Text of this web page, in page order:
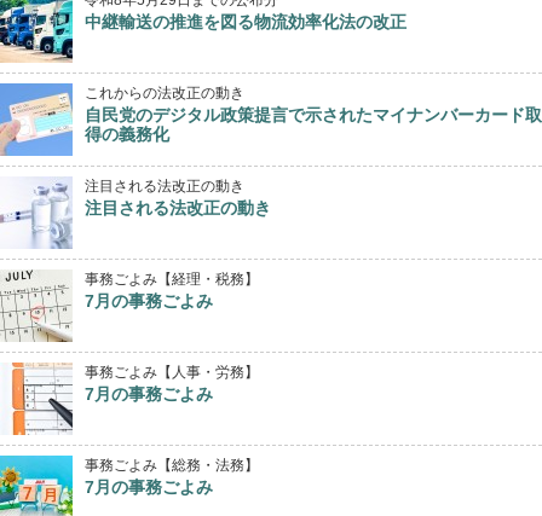
中継輸送の推進を図る物流効率化法の改正
これからの法改正の動き
自民党のデジタル政策提言で示されたマイナンバーカード取
得の義務化
注目される法改正の動き
注目される法改正の動き
事務ごよみ【経理・税務】
7月の事務ごよみ
事務ごよみ【人事・労務】
7月の事務ごよみ
事務ごよみ【総務・法務】
7月の事務ごよみ